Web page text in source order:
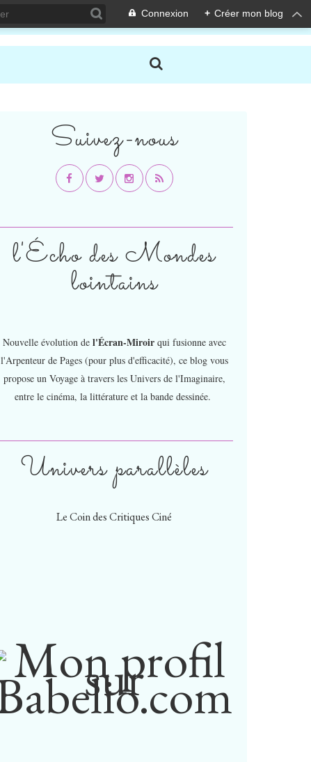
Connexion + Créer mon blog
Suivez-nous
Univers parallèles
Le Coin des Critiques Ciné
l'Écho des Mondes
lointains
Nouvelle évolution de l'Écran-Miroir qui fusionne avec
l'Arpenteur de Pages (pour plus d'efficacité), ce blog vous
propose un Voyage à travers les Univers de l'Imaginaire,
entre le cinéma, la littérature et la bande dessinée.